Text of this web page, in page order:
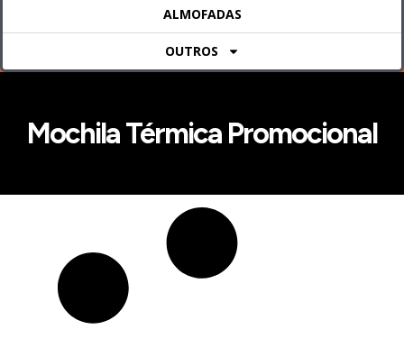
ALMOFADAS
OUTROS
Mochila Térmica Promocional